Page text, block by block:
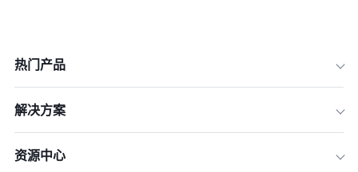
热门产品
解决方案
资源中心